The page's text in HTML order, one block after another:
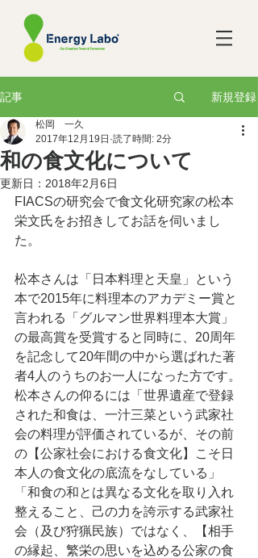
記事 新規登録
和の食文化について
松岡 一久
2017年12月19日 読了時間: 2分
更新日： 2018年2月6日
FIACSの研究会で食文化研究家の松本
栄文氏をお招きしてお話を伺いまし
た。
松本さんは「日本料理と天皇」という
本で2015年に料理本のアカデミー賞と
言われる「グルマン世界料理本大賞」
の最高賞を受賞すると同時に、20周年
を記念して20年間の中から選ばれた著
者4人のうちのお一人になった方です。
松本さんの仰るには「世界遺産で登録
された和食は、一汁三菜という武家社
会の料理が評価されているが、その前
の【公家社会における食文化】こそ日
本人の食文化の底流をなしている」
「和食の和とは異なる文化を取り入れ
整えること、己の力を誇示する武家社
会（及び狩猟民族）ではなく、【相手
の縁起、繁栄の思いを込める公家の食